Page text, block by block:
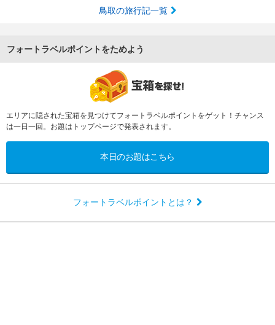
鳥取の旅行記一覧
フォートラベルポイントをためよう
エリアに隠された宝箱を見つけてフォートラベルポイントをゲット！チャンス
は一日一回。お題はトップページで発表されます。
本日のお題はこちら
フォートラベルポイントとは？